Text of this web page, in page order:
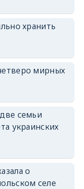
хранить
мирных
семьи
украинских
о
селе